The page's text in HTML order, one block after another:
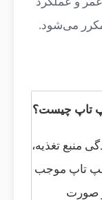
مکرر می‌شود.
تاپ چیست؟
منبع تغذیه،
لپ تاپ موجب
صورت